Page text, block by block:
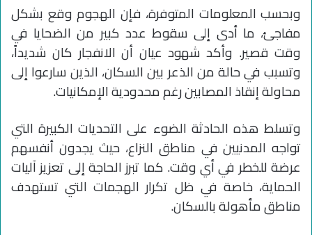
وبحسب المعلومات المتوفرة، فإن الهجوم وقع بشكل
مفاجئ، ما أدى إلى سقوط عدد كبير من الضحايا في
وقت قصير. وأكد شهود عيان أن الانفجار كان شديداً،
وتسبب في حالة من الذعر بين السكان، الذين سارعوا إلى
محاولة إنقاذ المصابين رغم محدودية الإمكانيات.
وتسلط هذه الحادثة الضوء على التحديات الكبيرة التي
تواجه المدنيين في مناطق النزاع، حيث يجدون أنفسهم
عرضة للخطر في أي وقت. كما تبرز الحاجة إلى تعزيز آليات
الحماية، خاصة في ظل تكرار الهجمات التي تستهدف
مناطق مأهولة بالسكان.